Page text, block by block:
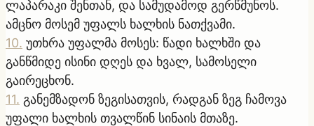
ლაპარაკი შენთან, და სამუდამოდ გერწმუნოს.
ამცნო მოსემ უფალს ხალხის ნათქვამი.
10. უთხრა უფალმა მოსეს: წადი ხალხში და
განწმიდე ისინი დღეს და ხვალ, სამოსელი
გაირეცხონ.
11. განემზადონ ზეგისათვის, რადგან ზეგ ჩამოვა
უფალი ხალხის თვალწინ სინაის მთაზე.